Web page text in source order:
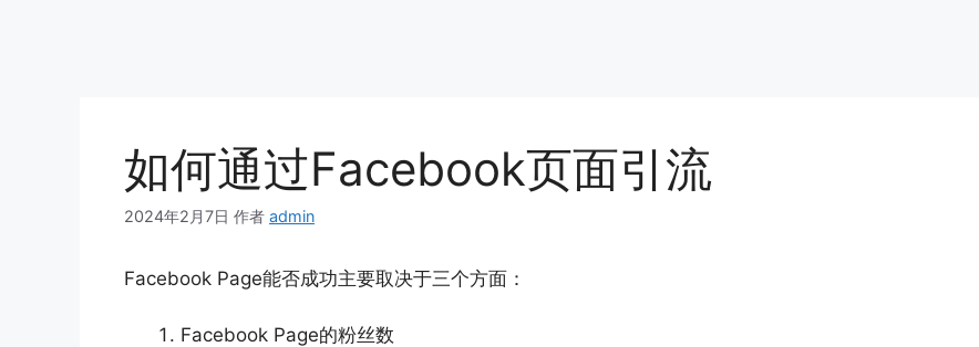
如何通过Facebook页面引流
2024年2月7日 作者 admin
Facebook Page能否成功主要取决于三个方面：
Facebook Page的粉丝数